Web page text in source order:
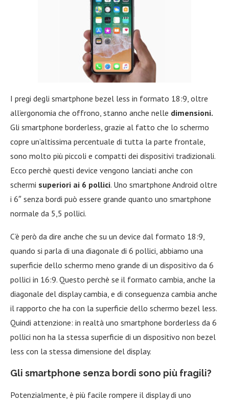
I pregi degli smartphone bezel less in formato 18:9, oltre
all’ergonomia che offrono, stanno anche nelle dimensioni.
Gli smartphone borderless, grazie al fatto che lo schermo
copre un’altissima percentuale di tutta la parte frontale,
sono molto più piccoli e compatti dei dispositivi tradizionali.
Ecco perchè questi device vengono lanciati anche con
schermi superiori ai 6 pollici. Uno smartphone Android oltre
i 6″ senza bordi può essere grande quanto uno smartphone
normale da 5,5 pollici.
C’è però da dire anche che su un device dal formato 18:9,
quando si parla di una diagonale di 6 pollici, abbiamo una
superficie dello schermo meno grande di un dispositivo da 6
pollici in 16:9. Questo perchè se il formato cambia, anche la
diagonale del display cambia, e di conseguenza cambia anche
il rapporto che ha con la superficie dello schermo bezel less.
Quindi attenzione: in realtà uno smartphone borderless da 6
pollici non ha la stessa superficie di un dispositivo non bezel
less con la stessa dimensione del display.
Gli smartphone senza bordi sono più fragili?
Potenzialmente, è più facile rompere il display di uno